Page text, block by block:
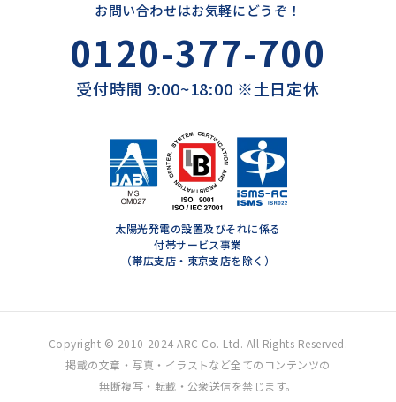
お問い合わせはお気軽にどうぞ！
0120-377-700
受付時間 9:00~18:00 ※土日定休
太陽光発電の設置及びそれに係る
付帯サービス事業
（帯広支店・東京支店を除く）
Copyright © 2010-2024 ARC Co. Ltd. All Rights Reserved.
掲載の文章・写真・イラストなど全てのコンテンツの
無断複写・転載・公衆送信を禁じます。